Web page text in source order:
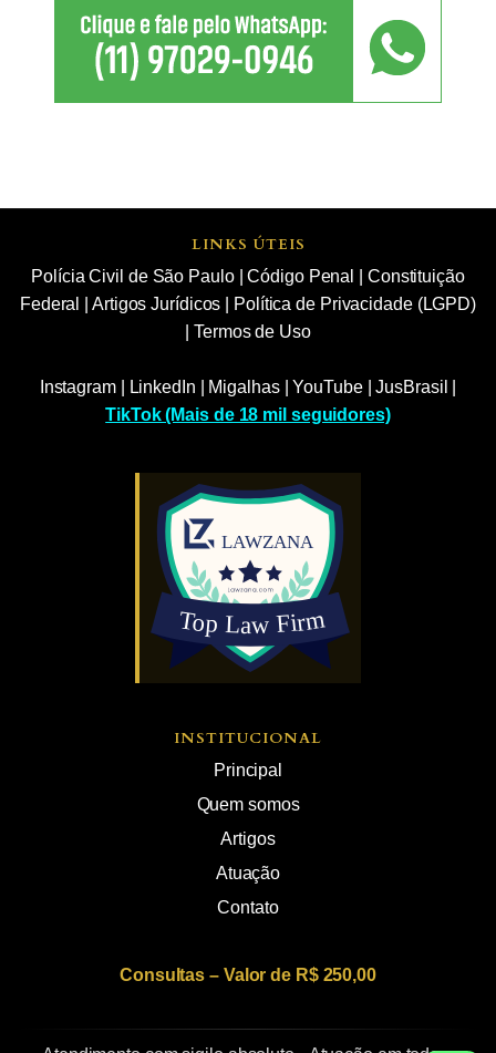
LINKS ÚTEIS
Polícia Civil de São Paulo|Código Penal
Constituição
Federal
Artigos Jurídicos
Política de Privacidade (LGPD)
|Termos de Uso
Instagram| LinkedIn Migalhas|YouTube|JusBrasil
TikTok (Mais de 18 mil seguidores)
INSTITUCIONAL
Principal
Quem somos
Artigos
Atuação
Contato
Consultas – Valor de R$ 250,00